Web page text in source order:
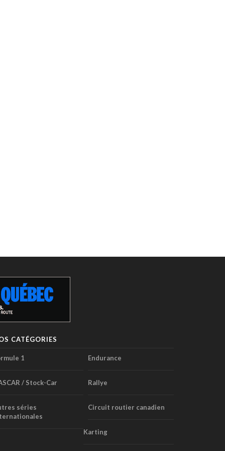
CATÉGORIES
1 Endurance
/ Stock-Car Rallye
séries
Circuit routier canadien
Karting